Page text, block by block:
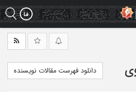
دانلود فهرست مقالات نویسنده